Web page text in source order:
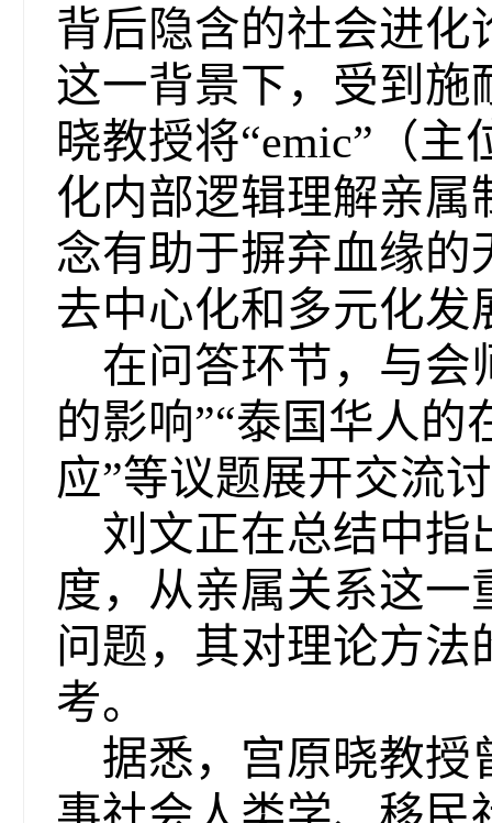
背后隐含的社会进化
这一背景下，受到施
晓教授将“emic”（
化内部逻辑理解亲属
念有助于摒弃血缘的
去中心化和多元化发
在问答环节，与会
的影响”“泰国华人的
应”等议题展开交流
刘文正在总结中指
度，从亲属关系这
问题，其对理论方
考。
据悉，宫原晓教授